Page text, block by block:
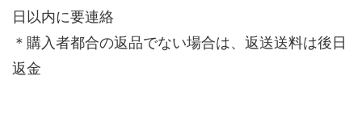
日以内に要連絡
＊購入者都合の返品でない場合は、返送送料は後日
返金